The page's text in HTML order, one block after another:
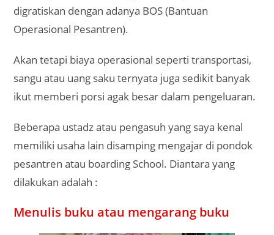
digratiskan dengan adanya BOS (Bantuan
Operasional Pesantren).
Akan tetapi biaya operasional seperti transportasi,
sangu atau uang saku ternyata juga sedikit banyak
ikut memberi porsi agak besar dalam pengeluaran.
Beberapa ustadz atau pengasuh yang saya kenal
memiliki usaha lain disamping mengajar di pondok
pesantren atau boarding School. Diantara yang
dilakukan adalah :
Menulis buku atau mengarang buku